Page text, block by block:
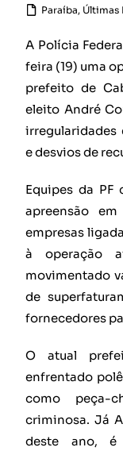
Paraíba, Últimas
A Polícia
feira (19) uma
prefeito de
eleito André
e desvios de
Equipes da PF
apreensão
empresas
à operação
movimentado
de
fornecedores
O atual
enfrentado
como peça-
criminosa. Já
deste ano, é